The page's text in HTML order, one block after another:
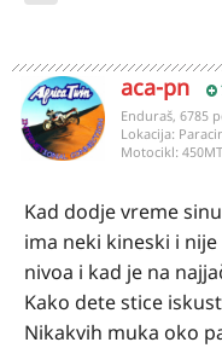
aca-pn
Enduraš, 6785
Lokacija:
Motocikl: 450MT
Kad dodje vreme
ima neki kineski i
nivoa i kad je na
Kako dete stice
Nikakvih muka oko